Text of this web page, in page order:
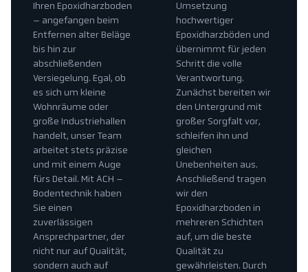
Umsetzung
hochwertiger
Epoxidharzböden und
übernimmt für jeden
Schritt die volle
Verantwortung.
Zunächst bereiten wir
den Untergrund mit
großer Sorgfalt vor,
schleifen ihn und
gleichen
Unebenheiten aus.
Anschließend tragen
wir den
Epoxidharzboden in
mehreren Schichten
auf, um die beste
Qualität zu
gewährleisten. Durch
Ihren Epoxidharzboden
– angefangen beim
Entfernen alter Beläge
bis hin zur
abschließenden
Versiegelung. Egal, ob
es sich um kleine
Wohnräume oder
große Industriehallen
handelt, unser Team
arbeitet stets präzise
und mit einem Auge
fürs Detail. Mit ACH –
Bodentechnik haben
Sie einen
zuverlässigen
Ansprechpartner, der
nicht nur auf Qualität,
sondern auch auf